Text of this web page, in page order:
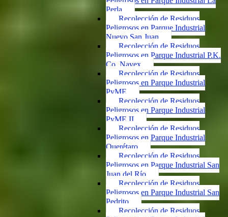
Perla
Recolección de Residuos
Peligrosos en Parque Industrial
Nuevo San Juan
Recolección de Residuos
Peligrosos en Parque Industrial P.K.
Co. Navex
Recolección de Residuos
Peligrosos en Parque Industrial
PyME
Recolección de Residuos
Peligrosos en Parque Industrial
PyME II
Recolección de Residuos
Peligrosos en Parque Industrial
Querétaro
Recolección de Residuos
Peligrosos en Parque Industrial San
Juan del Río
Recolección de Residuos
Peligrosos en Parque Industrial San
Pedrito
Recolección de Residuos